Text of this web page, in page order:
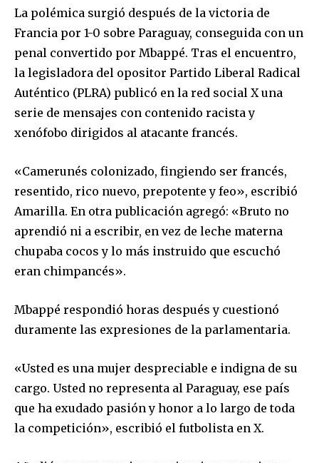
La polémica surgió después de la victoria de
Francia por 1-0 sobre Paraguay, conseguida con un
penal convertido por Mbappé. Tras el encuentro,
la legisladora del opositor Partido Liberal Radical
Auténtico (PLRA) publicó en la red social X una
serie de mensajes con contenido racista y
xenófobo dirigidos al atacante francés.
«Camerunés colonizado, fingiendo ser francés,
resentido, rico nuevo, prepotente y feo», escribió
Amarilla. En otra publicación agregó: «Bruto no
aprendió ni a escribir, en vez de leche materna
chupaba cocos y lo más instruido que escuchó
eran chimpancés».
Mbappé respondió horas después y cuestionó
duramente las expresiones de la parlamentaria.
«Usted es una mujer despreciable e indigna de su
cargo. Usted no representa al Paraguay, ese país
que ha exudado pasión y honor a lo largo de toda
la competición», escribió el futbolista en X.